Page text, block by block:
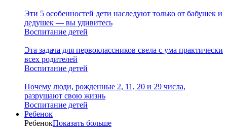
Эти 5 особенностей дети наследуют только от бабушек и
дедушек — вы удивитесь
Воспитание детей
Эта задача для первоклассников свела с ума практически
всех родителей
Воспитание детей
Почему люди, рожденные 2, 11, 20 и 29 числа,
разрушают свою жизнь
Воспитание детей
Ребенок
РебенокПоказать больше